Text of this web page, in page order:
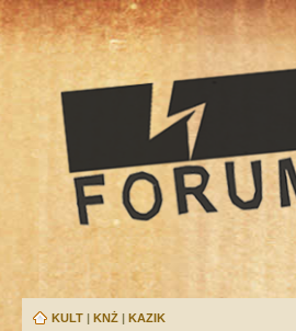
KULT | KNŻ | KAZIK